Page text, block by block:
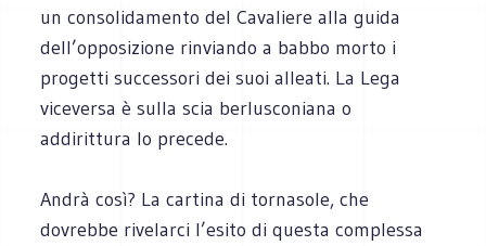
un consolidamento del Cavaliere alla guida
dell’opposizione rinviando a babbo morto i
progetti successori dei suoi alleati. La Lega
viceversa è sulla scia berlusconiana o
addirittura lo precede.
Andrà così? La cartina di tornasole, che
dovrebbe rivelarci l’esito di questa complessa